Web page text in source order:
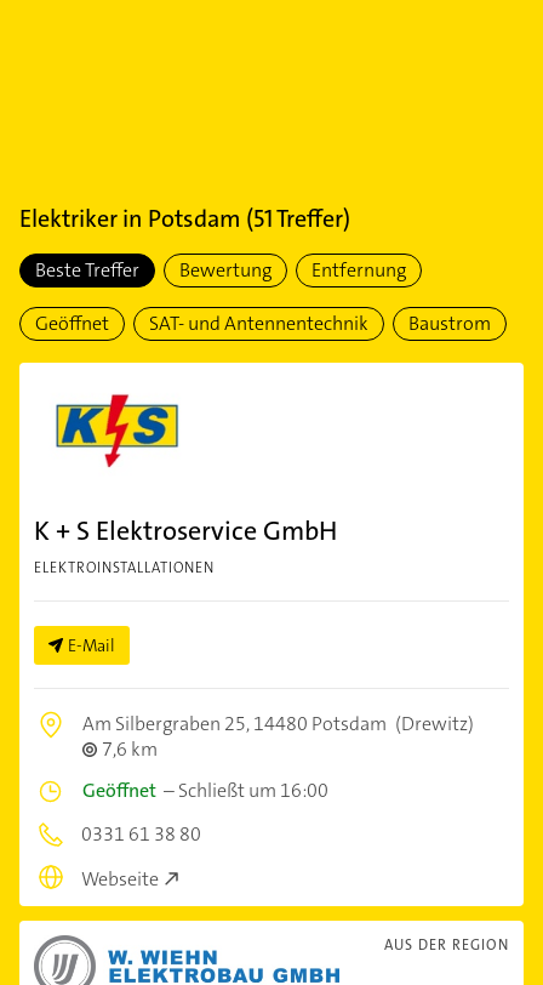
Elektrikerin Potsdam (51Treffer)
Beste Treffer Bewertung Entfernung
Geöffnet SAT- und Antennentechnik Baustrom
K + S Elektroservice GmbH
ELEKTROINSTALLATIONEN
E-Mail
Am Silbergraben 25,14480 Potsdam (Drewitz)
7,6 km
Geöffnet –Schließt um 16:00
0331 61 38 80
Webseite
AUS DER REGION